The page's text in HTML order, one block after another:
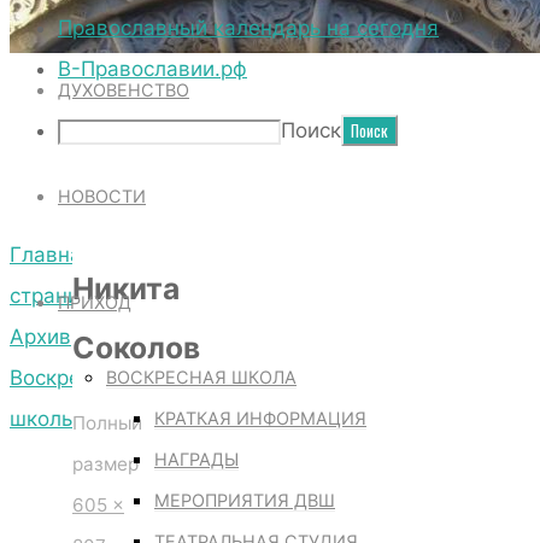
ТЕРРИТОРИЯ СОБОРА
ДУХОВЕНСТВО
НОВОСТИ
ПРИХОД
ВОСКРЕСНАЯ ШКОЛА
КРАТКАЯ ИНФОРМАЦИЯ
НАГРАДЫ
МЕРОПРИЯТИЯ ДВШ
НИКИТА СОКОЛОВ
Главная
страница
Архив
Воскресной
школы
Никита
Соколов
Никита
Соколов
Полный
размер
605 ×
Православный календарь на сегодня
В-Православии.рф
Поиск